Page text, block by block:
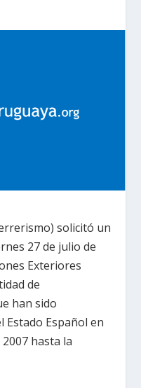
solicitó un
27 de julio de
Exteriores
de
han sido
Español en
hasta la